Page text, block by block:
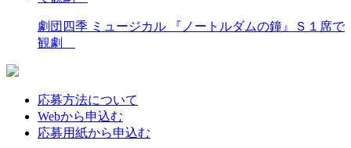
劇団四季 ミュージカル 『ノートルダムの鐘』Ｓ１席で
観劇
応募方法について
Webから申込む
応募用紙から申込む